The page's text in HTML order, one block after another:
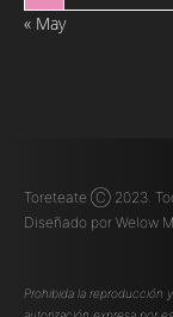
« May
Toreteate Ⓒ 2023.
Diseñado por Welow
Prohibida la reproducción
autorización expresa por